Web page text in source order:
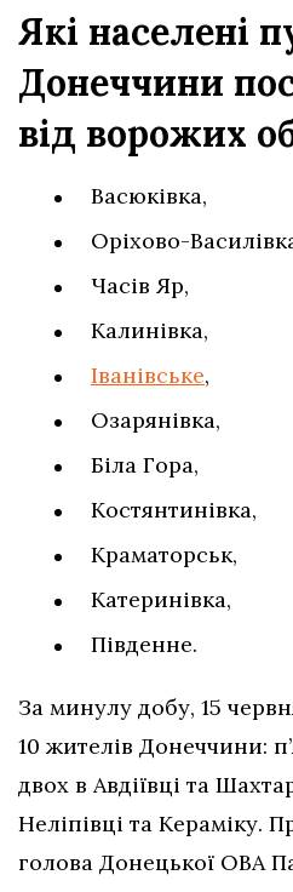
Які населені
Донеччини
від ворожих
Васюківка,
Оріхово-
Часів Яр,
Калинівка,
Іванівське,
Озарянівка,
Біла Гора,
Костянтинівка,
Краматорськ,
Катеринівка,
Південне.
За минулу добу, 15
10 жителів Донеччини:
двох в Авдіївці та
Неліпівці та Кераміку.
голова Донецької ОВА